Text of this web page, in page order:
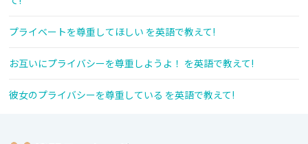
プライベートを尊重してほしい を英語で教えて!
お互いにプライバシーを尊重しようよ！ を英語で教えて!
彼女のプライバシーを尊重している を英語で教えて!